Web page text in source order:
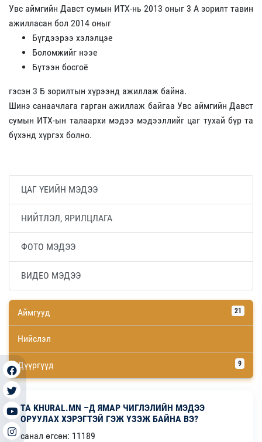
Увс аймгийн Давст сумын ИТХ-нь 2013 оныг 3 А зорилт тавин
ажилласан бол 2014 оныг
Бүгдээрээ хэлэлцэе
Боломжийг нээе
Бүтээн босгоё
гэсэн 3 Б зорилтын хүрээнд ажиллаж байна.
Шинэ санаачлага гарган ажиллаж байгаа Увс аймгийн Давст
сумын ИТХ-ын талаархи мэдээ мэдээллийг цаг тухай бүр та
бүхэнд хүргэх болно.
ЦАГ ҮЕИЙН МЭДЭЭ
НИЙТЛЭЛ, ЯРИЛЦЛАГА
ФОТО МЭДЭЭ
ВИДЕО МЭДЭЭ
Аймгууд 21
Нийслэл
Дүүргүүд 9
ТА KHURAL.MN –Д ЯМАР ЧИГЛЭЛИЙН МЭДЭЭ
ОРУУЛАХ ХЭРЭГТЭЙ ГЭЖ ҮЗЭЖ БАЙНА ВЭ?
санал өгсөн: 11189